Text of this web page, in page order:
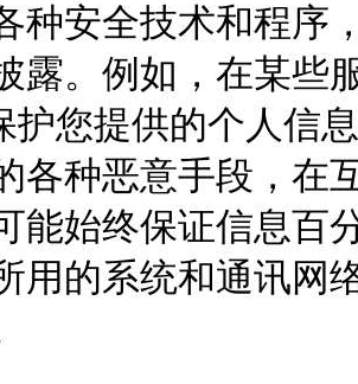
种安全技术和程序
露。例如，在某些
护您提供的个人信
各种恶意手段，在
能始终保证信息百
用的系统和通讯网